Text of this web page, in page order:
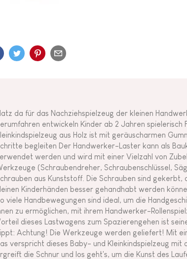
da für das Nachziehspielzeug der kleinen
entwickeln Kinder ab 2 Jahren spielerisch
aus Holz ist mit geräuscharmen
begleiten Der Handwerker-Laster kann als
werden und wird mit einer Vielzahl von
(Schraubendreher, Schraubenschlüssel,
aus Kunststoff. Die Schrauben sind
Kinderhänden besser gehandhabt werden
viele Handbewegungen sind ideal, um die
zu ermöglichen, mit ihrem Handwerker-
dieses Lastwagens zum Spazierengehen ist
Achtung! Die Werkzeuge werden geliefert! Mit
verspricht dieses Baby- und Kleinkindspielzeug mit
die Schnur und los geht's, um die Kunst des